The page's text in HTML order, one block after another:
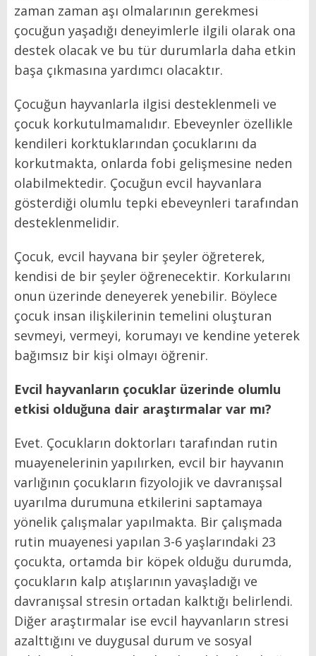
zaman zaman aşı olmalarının gerekmesi
çocuğun yaşadığı deneyimlerle ilgili olarak ona
destek olacak ve bu tür durumlarla daha etkin
başa çıkmasına yardımcı olacaktır.
Çocuğun hayvanlarla ilgisi desteklenmeli ve
çocuk korkutulmamalıdır. Ebeveynler özellikle
kendileri korktuklarından çocuklarını da
korkutmakta, onlarda fobi gelişmesine neden
olabilmektedir. Çocuğun evcil hayvanlara
gösterdiği olumlu tepki ebeveynleri tarafından
desteklenmelidir.
Çocuk, evcil hayvana bir şeyler öğreterek,
kendisi de bir şeyler öğrenecektir. Korkularını
onun üzerinde deneyerek yenebilir. Böylece
çocuk insan ilişkilerinin temelini oluşturan
sevmeyi, vermeyi, korumayı ve kendine yeterek
bağımsız bir kişi olmayı öğrenir.
Evcil hayvanların çocuklar üzerinde olumlu
etkisi olduğuna dair araştırmalar var mı?
Evet. Çocukların doktorları tarafından rutin
muayenelerinin yapılırken, evcil bir hayvanın
varlığının çocukların fizyolojik ve davranışsal
uyarılma durumuna etkilerini saptamaya
yönelik çalışmalar yapılmakta. Bir çalışmada
rutin muayenesi yapılan 3-6 yaşlarındaki 23
çocukta, ortamda bir köpek olduğu durumda,
çocukların kalp atışlarının yavaşladığı ve
davranışsal stresin ortadan kalktığı belirlendi.
Diğer araştırmalar ise evcil hayvanların stresi
azalttığını ve duygusal durum ve sosyal